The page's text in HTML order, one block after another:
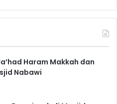
Haram Makkah dan
Nabawi